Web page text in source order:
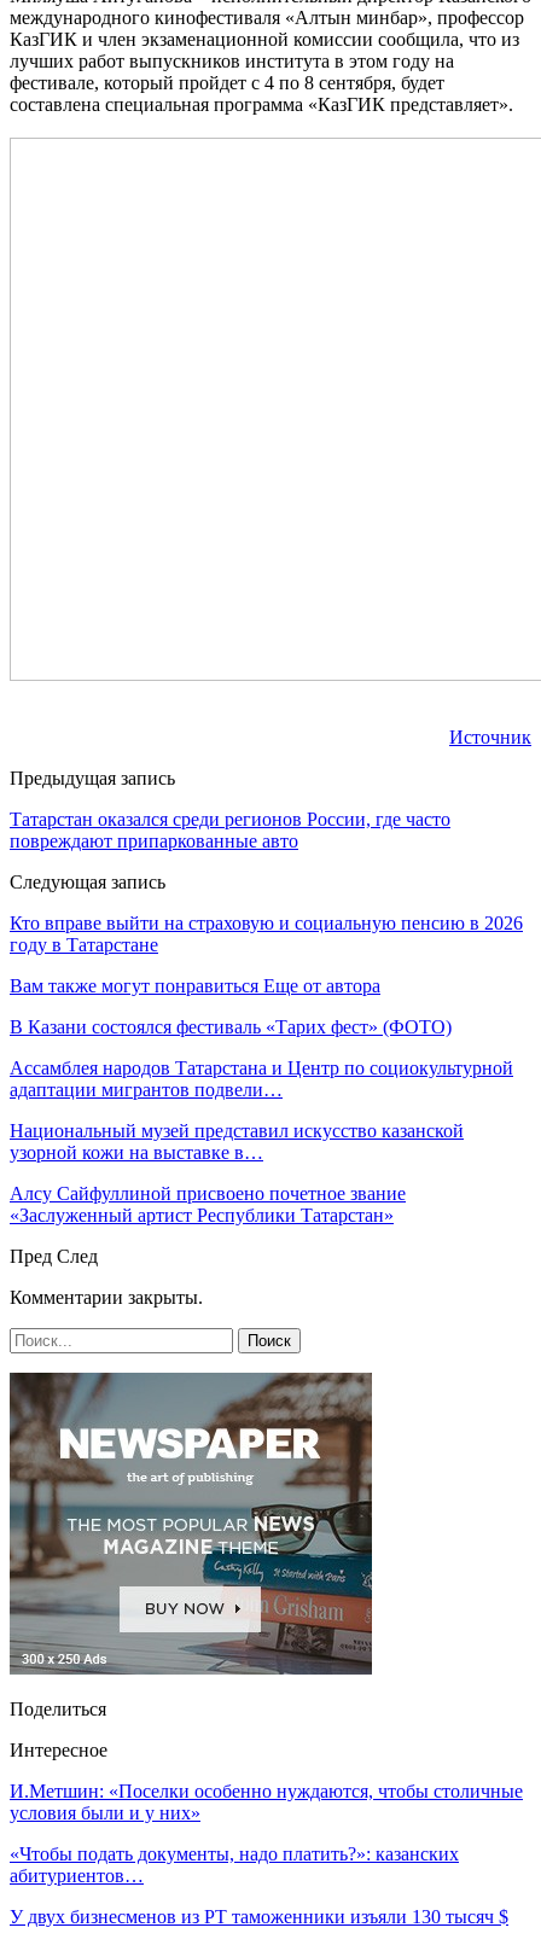
международного кинофестиваля «Алтын минбар», профессор
КазГИК и член экзаменационной комиссии сообщила, что из
лучших работ выпускников института в этом году на
фестивале, который пройдет с 4 по 8 сентября, будет
составлена специальная программа «КазГИК представляет».
Источник
Предыдущая запись
Татарстан оказался среди регионов России, где часто
повреждают припаркованные авто
Следующая запись
Кто вправе выйти на страховую и социальную пенсию в 2026
году в Татарстане
Вам также могут понравиться Еще от автора
В Казани состоялся фестиваль «Тарих фест» (ФОТО)
Ассамблея народов Татарстана и Центр по социокультурной
адаптации мигрантов подвели…
Национальный музей представил искусство казанской
узорной кожи на выставке в…
Алсу Сайфуллиной присвоено почетное звание
«Заслуженный артист Республики Татарстан»
Пред След
Комментарии закрыты.
Поделиться
Интересное
И.Метшин: «Поселки особенно нуждаются, чтобы столичные
условия были и у них»
«Чтобы подать документы, надо платить?»: казанских
абитуриентов…
У двух бизнесменов из РТ таможенники изъяли 130 тысяч $